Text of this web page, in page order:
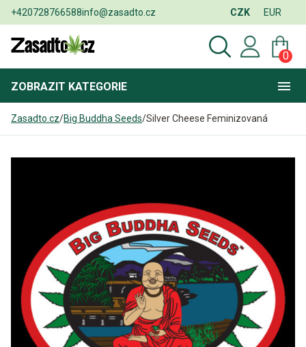
+420728766588info@zasadto.cz CZK EUR
0
ZOBRAZIT KATEGORIE
Zasadto.cz/Big Buddha Seeds/Silver Cheese Feminizovaná